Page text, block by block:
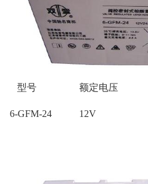
型号 额定电压
6-GFM-24 12V